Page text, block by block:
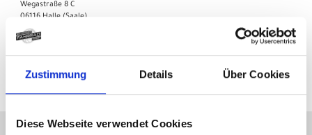
Zustimmung Details Über Cookies
Diese Webseite verwendet Cookies
Wegastraße 8 C
06116 Halle (Saale)
Telefon: 00800 8735 8735